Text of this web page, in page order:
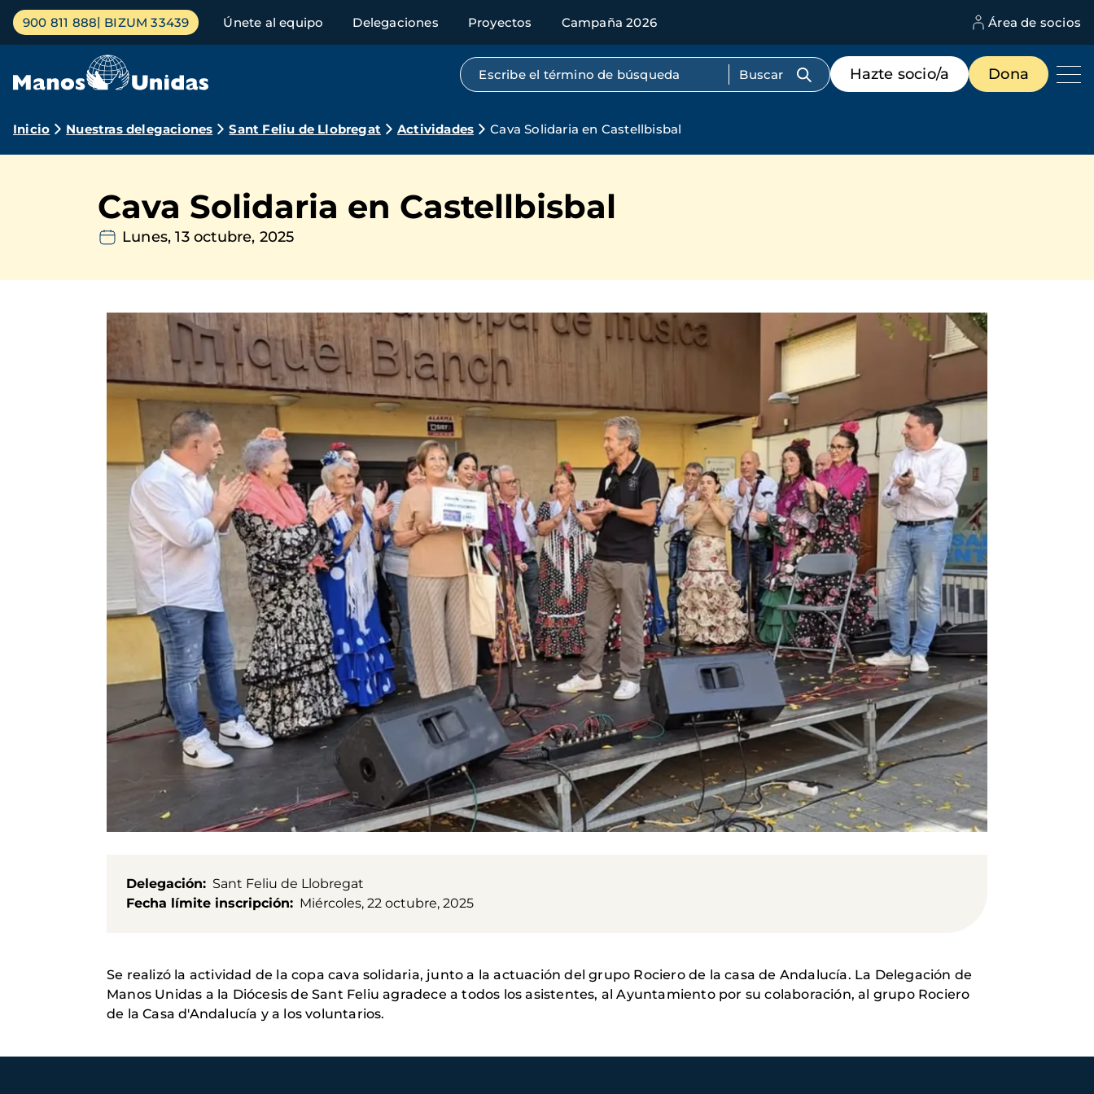
Pasar
contenido
Menú
principal
900 811 888 BIZUM 33439 Únete al equipo Delegaciones Proyectos Campaña 2026 Área de socios
Búsqueda por texto completo
Menú
de
destacados
Hazte socio/a Dona
Ruta
navegación
Inicio Nuestras delegaciones Sant Feliu de Llobregat Actividades Cava Solidaria en Castellbisbal
Cava Solidaria en Castellbisbal
Lunes, 13 octubre, 2025
Delegación
Sant Feliu de Llobregat
Fecha límite inscripción
Miércoles, 22 octubre, 2025
Se realizó la actividad de la copa cava solidaria, junto a la actuación del grupo Rociero de la casa de Andalucía. La Delegación de
Manos Unidas a la Diócesis de Sant Feliu agradece a todos los asistentes, al Ayuntamiento por su colaboración, al grupo Rociero
de la Casa d'Andalucía y a los voluntarios.